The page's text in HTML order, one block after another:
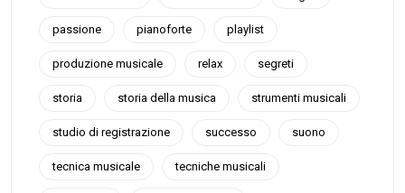
passione pianoforte playlist
produzione musicale relax segreti
storia storia della musica strumenti musicali
studio di registrazione successo suono
tecnica musicale tecniche musicali